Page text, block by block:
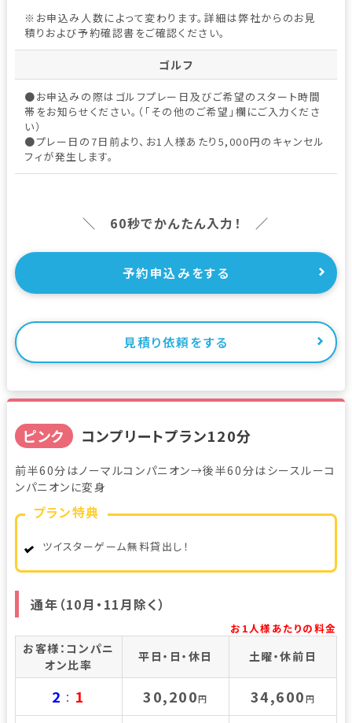
※お申込み人数によって変わります。詳細は弊社からのお見
積りおよび予約確認書をご確認ください。
ゴルフ
●お申込みの際はゴルフプレー日及びご希望のスタート時間
帯をお知らせください。（「その他のご希望」欄にご入力くださ
い）
●プレー日の7日前より、お1人様あたり5,000円のキャンセル
フィが発生します。
＼ 60秒でかんたん入力！ ／
予約申込みをする
見積り依頼をする
ピンク コンプリートプラン120分
前半60分はノーマルコンパニオン→後半60分はシースルーコ
ンパニオンに変身
プラン特典
ツイスターゲーム無料貸出し！
通年（10月・11月除く）
お1人様あたりの料金
お客様：コンパニ
オン比率
平日・日・休日 土曜・休前日
2 ： 1 30,200円 34,600円